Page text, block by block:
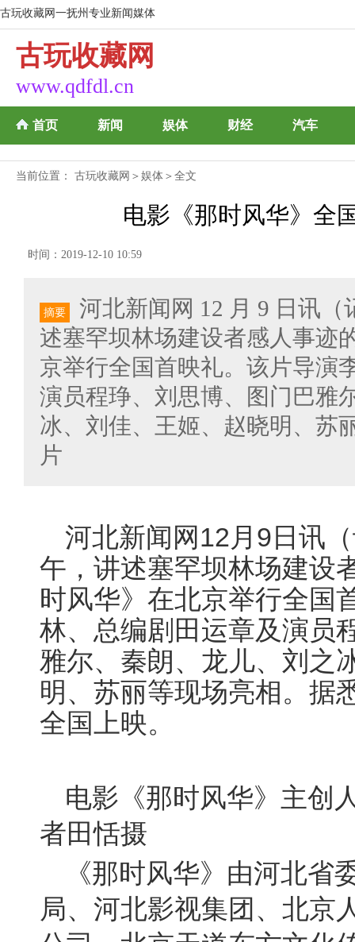
古玩收藏网一抚州专业新闻媒体
古玩收藏网
www.qdfdl.cn
首页 新闻 娱体 财经 汽车
当前位置： 古玩收藏网 ＞ 娱体 ＞全文
电影《那时风华》全
时间：2019-12-10 10:59
摘要
河北新闻网 12 月 9 日讯
述塞罕坝林场建设者感人事迹
京举行全国首映礼。该片导演
演员程琤、刘思博、图门巴雅
冰、刘佳、王姬、赵晓明、苏
片
河北新闻网 12月 9 日讯
午，讲述塞罕坝林场建设
时风华》在北京举行全国
林、总编剧田运章及演员
雅尔、秦朗、龙儿、刘之
明、苏丽等现场亮相。据
全国上映。
电影《那时风华》主创
者田恬摄
《那时风华》由河北省
局、河北影视集团、北京